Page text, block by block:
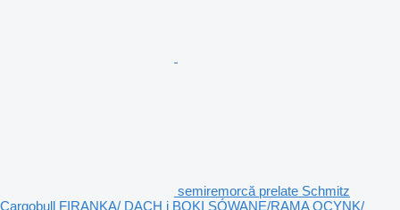
semiremorcă prelate Schmitz
Cargobull FIRANKA/ DACH i BOKI SÓWANE/RAMA OCYNK/